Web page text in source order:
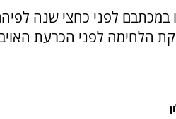
במכתבם לפני כחצי שנה
הלחימה לפני הכרעת